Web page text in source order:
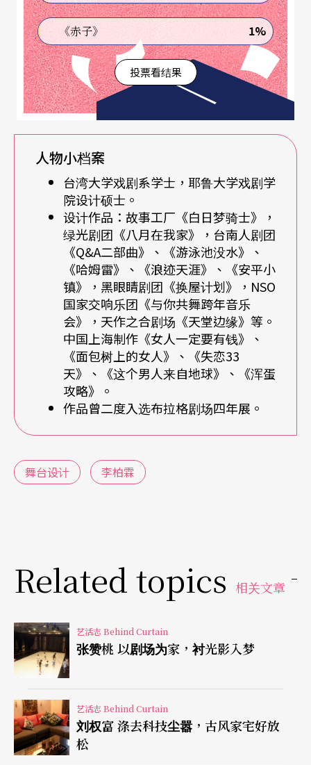
场，「就这么简单一句话，一退伍我马上著手收集
资料准备申请研究所。」
耶鲁三年对李柏霖影响甚大，在老师们教导之下，
慢慢地对生活的观察变得敏感，对角色与环境的关
系变得敏感，创作的东西也更为深入。研究所二年
级的制作让他印象深刻，「看完剧本脑中有了很强
的画面。」没想到导演跟李柏霖想的南辕北辙，
「我说A他要B，整个晚上僵持不下，最后我说乾脆
A和B方案的模型我都做，然后看设计会议的结果如
「现在回想这样的做法，让导演觉得我对她不够信
任，没有在同一艘船上。」系主任李名觉知道了这
件事，在设计会议上开导了李柏霖几句：「他要我
跟导演放轻松，现在只是设计初期，不要认为自己
的东西一定比导演好，不要太快下决定，因为这样
对导演不公平。」主任建议他先接收导演的提议，
推翻，但至少有过尝试。最后，这次的演出不论舞
如同生小孩 每个制作流程相同但长相各异
保持好奇而非骤下定论，先了解导演对剧本的想
法，再试图具象化彼此脑中的画面，「我喜欢所有
设计聚在一起开会，共同讨论如何把文字视觉甚至
听觉化，喜欢从一张草稿最后成为模型的过程。」
对李柏霖而言，每个制作都是从无到有，像生小孩
一样，各个长相不同遭遇不同，但流程大同小异：
看剧本、看排、跟导演开会、手稿、模型，然后进
《赤子》 1%
投票看结果
人物小档案
台湾大学戏剧系学士，耶鲁大学戏剧学
院设计硕士。
设计作品：故事工厂《白日梦骑士》，
绿光剧团《八月在我家》，台南人剧团
《Q&A二部曲》、《游泳池没水》、
《哈姆雷》、《浪迹天涯》、《安平小
镇》，黑眼睛剧团《换屋计划》，NSO
国家交响乐团《与你共舞跨年音乐
会》，天作之合剧场《天堂边缘》等。
中国上海制作《女人一定要有钱》、
《面包树上的女人》、《失恋33
天》、《这个男人来自地球》、《浑蛋
攻略》。
作品曾二度入选布拉格剧场四年展。
舞台设计 李柏霖
Related topics 相关文章
艺活志 Behind Curtain
张赞桃 以剧场为家，衬光影入梦
艺活志 Behind Curtain
刘权富 涤去科技尘嚣，古风家宅好放
松